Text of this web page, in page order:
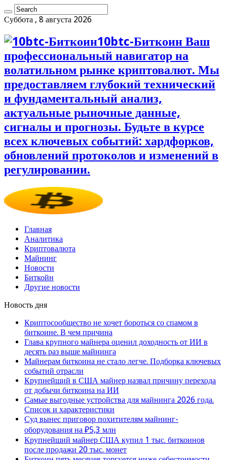
Суббота , 8 августа 2026
10btc-Биткоин Ваш
профессиональный навигатор на
волатильном рынке криптовалют. Мы
предоставляем глубокий технический
и фундаментальный анализ,
актуальные рыночные данные,
сигналы и прогнозы. Будьте в курсе
всех ключевых событий: хардфорков,
обновлений протоколов и изменений в
регулировании.
Главная
Аналитика
Криптовалюта
Майнинг
Новости
Биткойн
Другие новости
Новость дня
Криптосообщество не хочет бороться со спамом в
биткоине. В чем причина
Глава крупного майнера оценил доходность от ИИ в
десять раз выше майнинга
Майнерам биткоина не стало легче. Подборка ключевых
событий отрасли
Крупнейший в США майнер назвал причину перехода
от добычи биткоина на ИИ
Самые выгодные устройства для майнинга 2026 года.
Список и характеристики
Суд вынес приговор похитителям майнинг-
оборудования на ₽5,3 млн
Крупнейший майнер США купил 1 тыс. биткоинов
после продажи 20 тыс. монет